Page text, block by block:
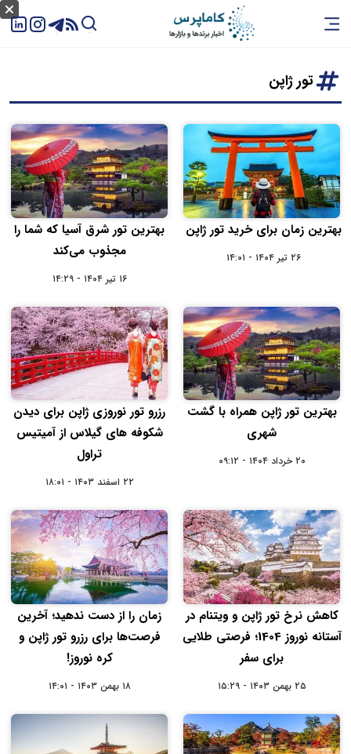
تور ژاپن
بهترین زمان برای خرید تور ژاپن
۲۶ تیر ۱۴۰۴ - ۱۴:۰۱
بهترین تور شرق آسیا که شما را
مجذوب می‌کند
۱۶ تیر ۱۴۰۴ - ۱۴:۲۹
بهترین تور ژاپن همراه با گشت
شهری
۲۰ خرداد ۱۴۰۴ - ۰۹:۱۲
رزرو تور نوروزی ژاپن برای دیدن
شکوفه های گیلاس از آمیتیس
تراول
۲۲ اسفند ۱۴۰۳ - ۱۸:۰۱
کاهش نرخ تور ژاپن و ویتنام در
آستانه نوروز 1404؛ فرصتی طلایی
برای سفر
۲۵ بهمن ۱۴۰۳ - ۱۵:۲۹
زمان را از دست ندهید؛ آخرین
فرصت‌ها برای رزرو تور ژاپن و
کره نوروز!
۱۸ بهمن ۱۴۰۳ - ۱۴:۰۱